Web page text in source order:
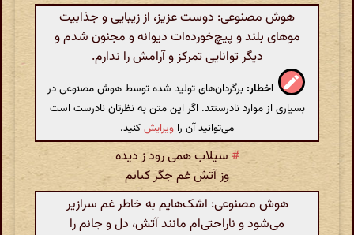
هوش مصنوعی: دوست عزیز، از زیبایی و جذابیت
موهای بلند و پیچ‌خورده‌ات دیوانه و مجنون شدم و
دیگر توانایی تمرکز و آرامش را ندارم.
اخطار: برگردان‌های تولید شده توسط هوش مصنوعی در
بسیاری از موارد نادرستند. اگر این متن به نظرتان نادرست است
می‌توانید آن را ویرایشکنید.
# سیلاب همی رود ز دیده
وز آتش غم جگر کبابم
هوش مصنوعی: اشک‌هایم به خاطر غم سرازیر
می‌شود و ناراحتی‌ام مانند آتش، دل و جانم را